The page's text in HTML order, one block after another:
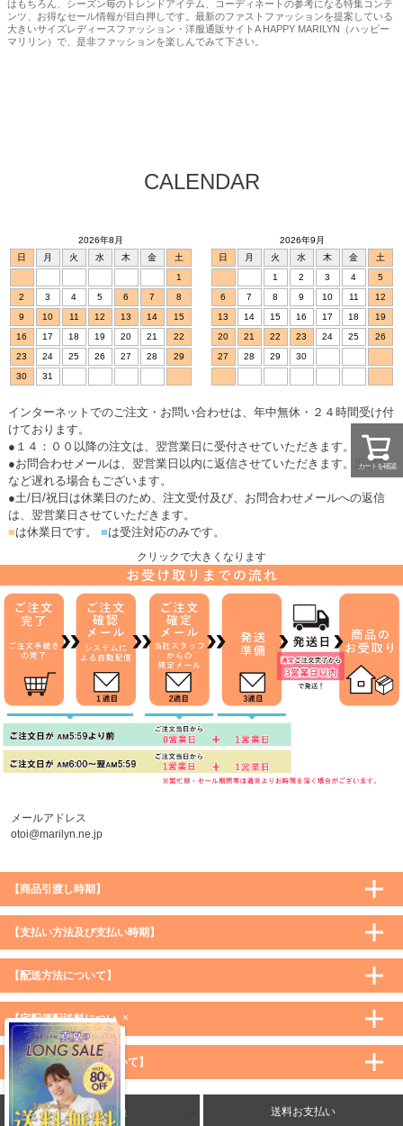
×
はもちろん、シーズン毎のトレンドアイテム、コーディネートの参考になる特集コンテ
ンツ、お得なセール情報が目白押しです。最新のファストファッションを提案している
大きいサイズレディースファッション・洋服通販サイトA HAPPY MARILYN（ハッピー
マリリン）で、是非ファッションを楽しんでみて下さい。
カートを確認
CALENDAR
2026年8月
日
月 火 水 木 金
土
1
2
3 4 5 6 7
8
9
10 11 12 13 14
15
16
17 18 19 20 21
22
23
24 25 26 27 28
29
30
31
2026年9月
日
月 火 水 木 金
土
1
2 3 4
5
6
7 8 9 10 11
12
13
14 15 16 17 18
19
20
21 22 23 24 25
26
27
28 29 30
インターネットでのご注文・お問い合わせは、年中無休・２４時間受け付
けております。
●１４：００以降の注文は、翌営業日に受付させていただきます。
●お問合わせメールは、翌営業日以内に返信させていただきます。混雑時
など遅れる場合もございます。
●土/日/祝日は休業日のため、注文受付及び、お問合わせメールへの返信
は、翌営業日させていただきます。
■は休業日です。 ■は受注対応のみです。
クリックで大きくなります
メールアドレス
otoi@marilyn.ne.jp
【商品引渡し時期】
【支払い方法及び支払い時期】
【配送方法について】
【宅配便配送料について】
購入価格 ／ 地域 通常 沖縄・離島など一部地域
5,900円（税込）未満
590円（税込）
5,900円（税込）以上
8,500円（税込）以上
【メール便配送料について】
購入価格 ／ 地域
5,900円（税込）未満
返品・交換 送料お支払い